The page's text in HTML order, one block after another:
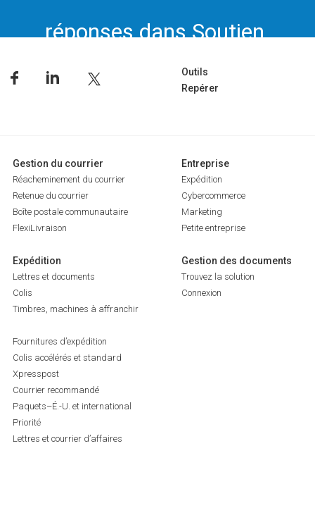
réponses dans Soutien.
Outils
Repérer
Gestion du courrier
Réacheminement du courrier
Retenue du courrier
Boîte postale communautaire
FlexiLivraison
Expédition
Lettres et documents
Colis
Timbres, machines à affranchir
Fournitures d’expédition
Colis accélérés et standard
Xpresspost
Courrier recommandé
Paquets–É.-U. et international
Priorité
Lettres et courrier d’affaires
Entreprise
Expédition
Cybercommerce
Marketing
Petite entreprise
Gestion des documents
Trouvez la solution
Connexion